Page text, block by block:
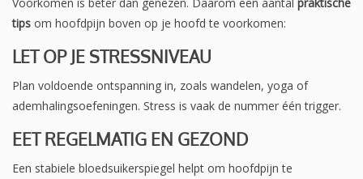
tips om hoofdpijn boven op je hoofd te voorkomen:
LET OP JE STRESSNIVEAU
Plan voldoende ontspanning in, zoals wandelen, yoga of
ademhalingsoefeningen. Stress is vaak de nummer één trigger.
EET REGELMATIG EN GEZOND
Een stabiele bloedsuikerspiegel helpt om hoofdpijn te